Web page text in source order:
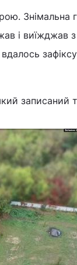
Знімальна
і виїжджав з
записаний